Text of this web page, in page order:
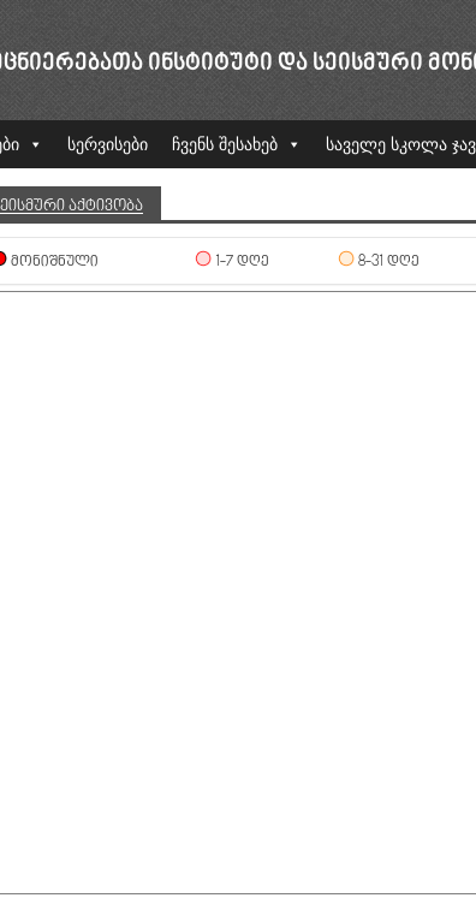
ᲘᲜᲡᲢᲘᲢᲣᲢᲘ ᲓᲐ ᲡᲔᲘᲡᲛᲣᲠᲘ
სერვისები ჩვენს შესახებ საველე სკოლა
ᲐᲥᲢᲘᲕᲝᲑᲐ
ᲛᲝᲜᲘᲨᲜᲣᲚᲘ 1-7 ᲓᲦᲔ 8-31 ᲓᲦᲔ